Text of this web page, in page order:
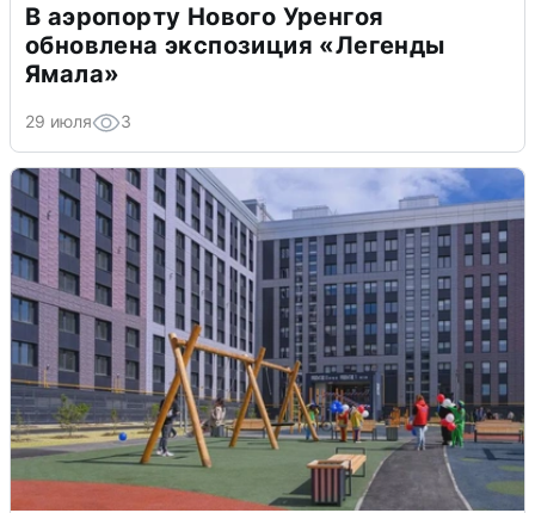
В аэропорту Нового Уренгоя
обновлена экспозиция «Легенды
Ямала»
29 июля 3